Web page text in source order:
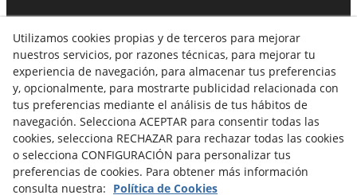
info@vidalamill.com
Aviso Legal Política Cookies Política de Privacidad
Canal Denúncias
Utilizamos cookies propias y de terceros para mejorar
nuestros servicios, por razones técnicas, para mejorar tu
experiencia de navegación, para almacenar tus preferencias
y, opcionalmente, para mostrarte publicidad relacionada con
tus preferencias mediante el análisis de tus hábitos de
navegación. Selecciona ACEPTAR para consentir todas las
cookies, selecciona RECHAZAR para rechazar todas las cookies
o selecciona CONFIGURACIÓN para personalizar tus
preferencias de cookies. Para obtener más información
consulta nuestra: Política de Cookies